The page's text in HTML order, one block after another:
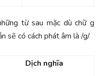
từ sau mặc dù chữ g
sẽ có cách phát âm là /g/
Dịch nghĩa